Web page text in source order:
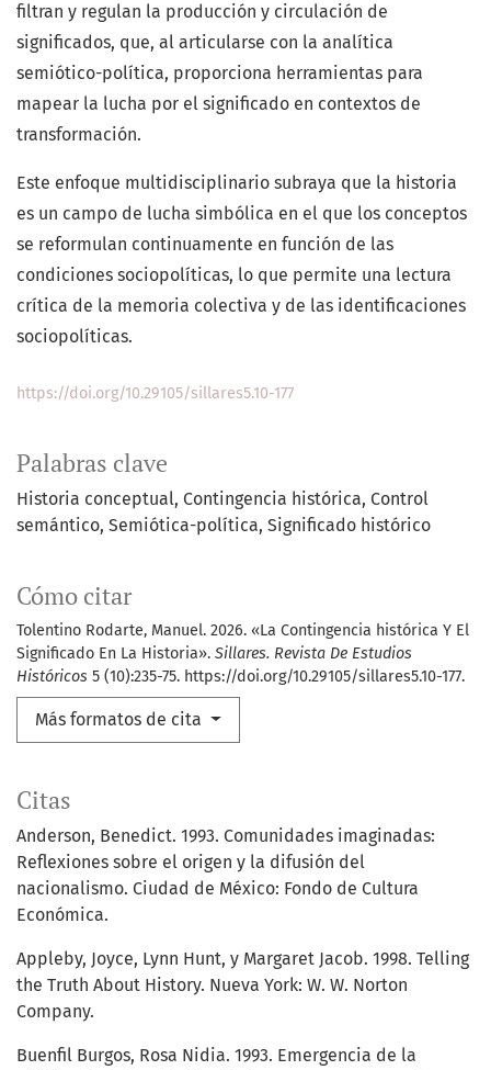
Palabras clave
Historia conceptual Contingencia histórica Control
semántico Semiótica-política Significado histórico
Cómo citar
Tolentino Rodarte, Manuel. 2026. «La Contingencia histórica Y El
Significado En La Historia». Sillares. Revista De Estudios
Históricos 5 (10):235-75. https://doi.org/10.29105/sillares5.10-177.
Más formatos de cita
filtran y regulan la producción y circulación de
significados, que, al articularse con la analítica
semiótico-política, proporciona herramientas para
mapear la lucha por el significado en contextos de
transformación.
Este enfoque multidisciplinario subraya que la historia
es un campo de lucha simbólica en el que los conceptos
se reformulan continuamente en función de las
condiciones sociopolíticas, lo que permite una lectura
crítica de la memoria colectiva y de las identificaciones
sociopolíticas.
https://doi.org/10.29105/sillares5.10-177
Citas
Anderson, Benedict. 1993. Comunidades imaginadas:
Reflexiones sobre el origen y la difusión del
nacionalismo. Ciudad de México: Fondo de Cultura
Económica.
Appleby, Joyce, Lynn Hunt, y Margaret Jacob. 1998. Telling
the Truth About History. Nueva York: W. W. Norton
Company.
Buenfil Burgos, Rosa Nidia. 1993. Emergencia de la